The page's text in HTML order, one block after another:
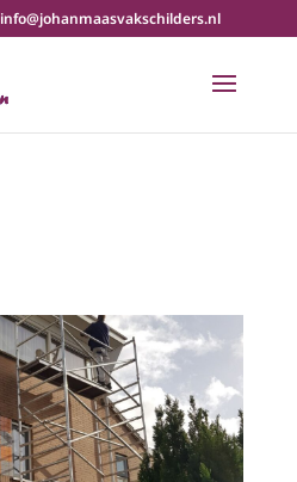
info@johanmaasvakschilders.nl